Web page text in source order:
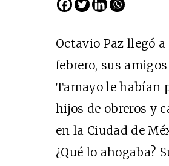
Octavio Paz llegó
febrero, sus
Tamayo le habían
hijos de obreros y
en la Ciudad de
¿Qué lo ahogaba?